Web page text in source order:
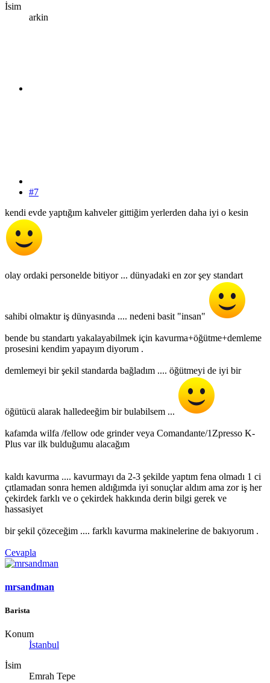
İsim
arkin
#7
kendi evde yaptığım kahveler gittiğim yerlerden daha iyi o kesin
olay ordaki personelde bitiyor ... dünyadaki en zor şey standart
sahibi olmaktır iş dünyasında .... nedeni basit "insan"
bende bu standartı yakalayabilmek için kavurma+öğütme+demleme
prosesini kendim yapayım diyorum .
demlemeyi bir şekil standarda bağladım .... öğütmeyi de iyi bir
öğütücü alarak halledeeğim bir bulabilsem ...
kafamda wilfa /fellow ode grinder veya Comandante/1Zpresso K-
Plus var ilk bulduğumu alacağım
kaldı kavurma .... kavurmayı da 2-3 şekilde yaptım fena olmadı 1 ci
çıtlamadan sonra hemen aldığımda iyi sonuçlar aldım ama zor iş her
çekirdek farklı ve o çekirdek hakkında derin bilgi gerek ve
hassasiyet
bir şekil çözeceğim .... farklı kavurma makinelerine de bakıyorum .
Cevapla
mrsandman
Barista
Konum
İstanbul
İsim
Emrah Tepe